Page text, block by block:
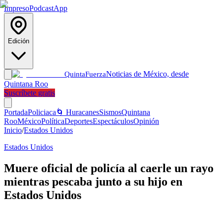
ImpresoPodcastApp
Edición
QuintaFuerzaNoticias de México, desde
Quintana Roo
Suscríbete gratis
PortadaPoliciaca 🌀 HuracanesSismosQuintana
RooMéxicoPolíticaDeportesEspectáculosOpinión
Inicio/Estados Unidos
Estados Unidos
Muere oficial de policía al caerle un rayo
mientras pescaba junto a su hijo en
Estados Unidos